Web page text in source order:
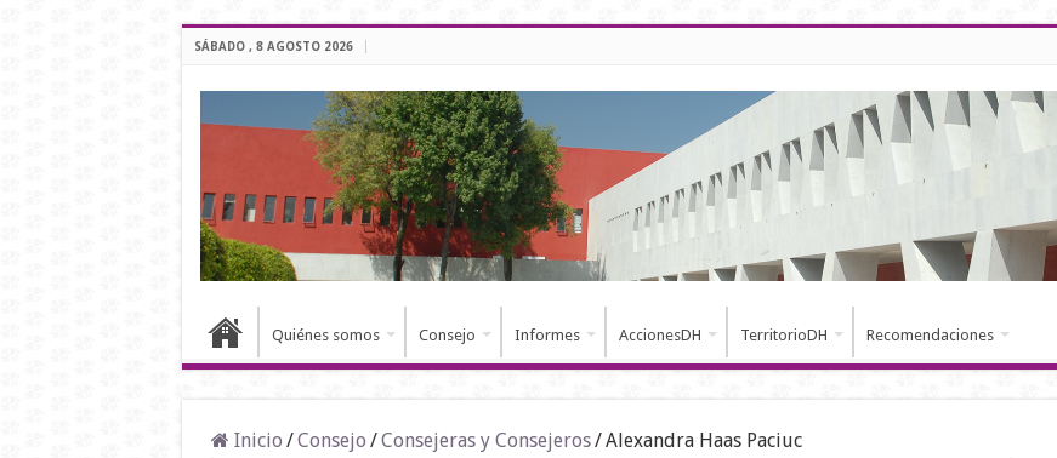
SÁBADO , 8 AGOSTO 2026
Quiénes somos Consejo Informes AccionesDH TerritorioDH Recomendaciones
Inicio /Consejo /Consejeras y Consejeros/Alexandra Haas Paciuc